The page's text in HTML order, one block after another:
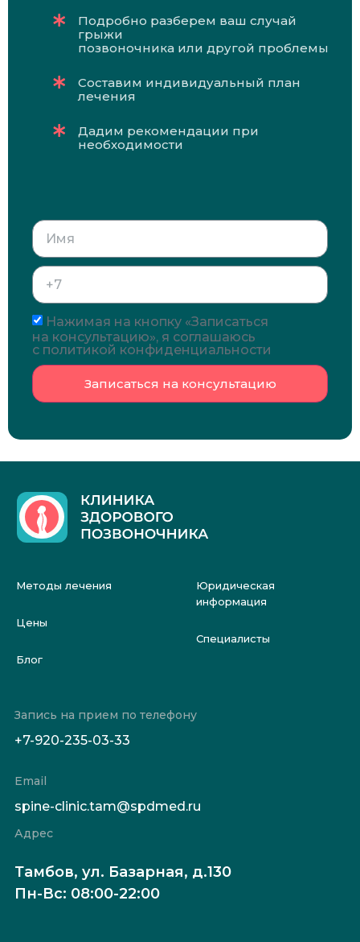
Подробно разберем ваш случай
грыжи
позвоночника или другой проблемы
Составим индивидуальный план
лечения
Дадим рекомендации при
необходимости
Нажимая на кнопку «Записаться
на консультацию», я соглашаюсь
с политикой конфиденциальности
Записаться на консультацию
Методы лечения
Цены
Блог
Юридическая
информация
Специалисты
Запись на прием по телефону
+7-920-235-03-33
Email
spine-clinic.tam@spdmed.ru
Адрес
Тамбов, ул. Базарная, д.130
Пн-Вс: 08:00-22:00